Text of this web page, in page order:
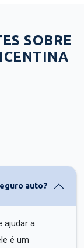
SOBRE
auto?
ajudar a
é um